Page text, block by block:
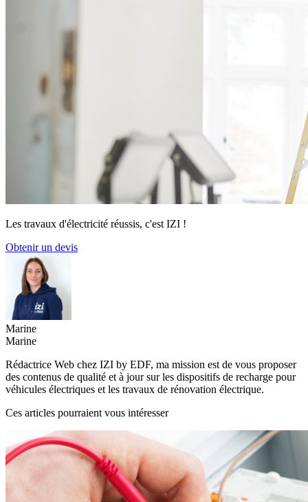
Les travaux d'électricité réussis, c'est IZI !
Obtenir un devis
Marine
Marine
Rédactrice Web chez IZI by EDF, ma mission est de vous proposer
des contenus de qualité et à jour sur les dispositifs de recharge pour
véhicules électriques et les travaux de rénovation électrique.
Ces articles pourraient vous intéresser